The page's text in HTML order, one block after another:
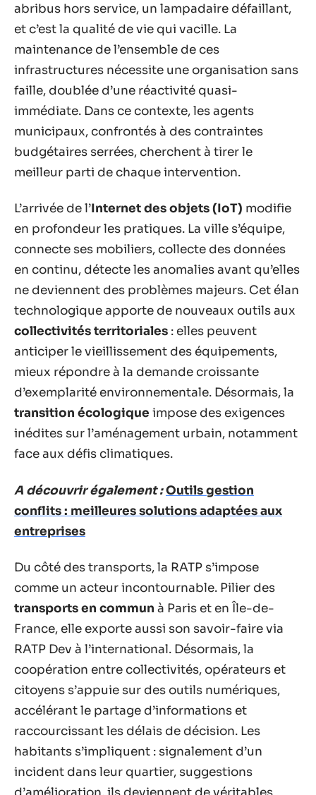
abribus hors service, un lampadaire défaillant,
et c’est la qualité de vie qui vacille. La
maintenance de l’ensemble de ces
infrastructures nécessite une organisation sans
faille, doublée d’une réactivité quasi-
immédiate. Dans ce contexte, les agents
municipaux, confrontés à des contraintes
budgétaires serrées, cherchent à tirer le
meilleur parti de chaque intervention.
L’arrivée de l’Internet des objets (IoT) modifie
en profondeur les pratiques. La ville s’équipe,
connecte ses mobiliers, collecte des données
en continu, détecte les anomalies avant qu’elles
ne deviennent des problèmes majeurs. Cet élan
technologique apporte de nouveaux outils aux
collectivités territoriales : elles peuvent
anticiper le vieillissement des équipements,
mieux répondre à la demande croissante
d’exemplarité environnementale. Désormais, la
transition écologique impose des exigences
inédites sur l’aménagement urbain, notamment
face aux défis climatiques.
A découvrir également :Outils gestion
conflits : meilleures solutions adaptées aux
entreprises
Du côté des transports, la RATP s’impose
comme un acteur incontournable. Pilier des
transports en commun à Paris et en Île-de-
France, elle exporte aussi son savoir-faire via
RATP Dev à l’international. Désormais, la
coopération entre collectivités, opérateurs et
citoyens s’appuie sur des outils numériques,
accélérant le partage d’informations et
raccourcissant les délais de décision. Les
habitants s’impliquent : signalement d’un
incident dans leur quartier, suggestions